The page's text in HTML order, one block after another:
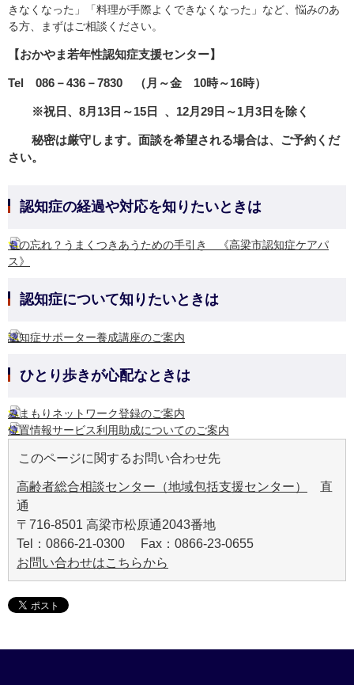
きなくなった」「料理が手際よくできなくなった」など、悩みのあ
る方、まずはご相談ください。
【おかやま若年性認知症支援センター】
Tel 086－436－7830 （ 月～金 10時～16時）
※祝日、8月13日～15日 、12月29日～1月3日を除く
秘密は厳守します。面談を希望される場合は、ご予約くだ
さい。
認知症の経過や対応を知りたいときは
もの忘れ？うまくつきあうための手引き 《高梁市認知症ケアパ
ス》
認知症について知りたいときは
認知症サポーター養成講座のご案内
ひとり歩きが心配なときは
みまもりネットワーク登録のご案内
位置情報サービス利用助成についてのご案内
このページに関するお問い合わせ先
高齢者総合相談センター（地域包括支援センター）
直
通
〒716-8501 高梁市松原通2043番地
Tel：0866-21-0300 Fax：0866-23-0655
お問い合わせはこちらから